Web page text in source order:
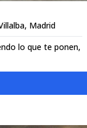
Madrid
lo que te ponen,